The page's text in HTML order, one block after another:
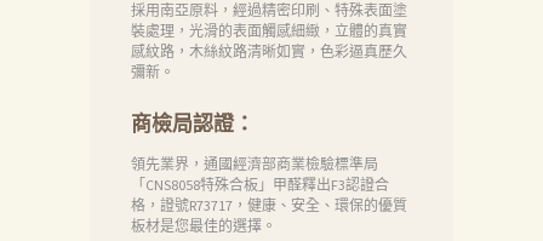
採用南亞原料，經過精密印刷、特殊表面塗
裝處理，光滑的表面觸感細緻，立體的真實
感紋路，木絲紋路清晰如實，色彩逼真歷久
彌新。
商檢局認證：
領先業界，通國經濟部商業檢驗標準局
「CNS8058特殊合板」甲醛釋出F3認證合
格，證號R73717，健康、安全、環保的優質
板材是您最佳的選擇。